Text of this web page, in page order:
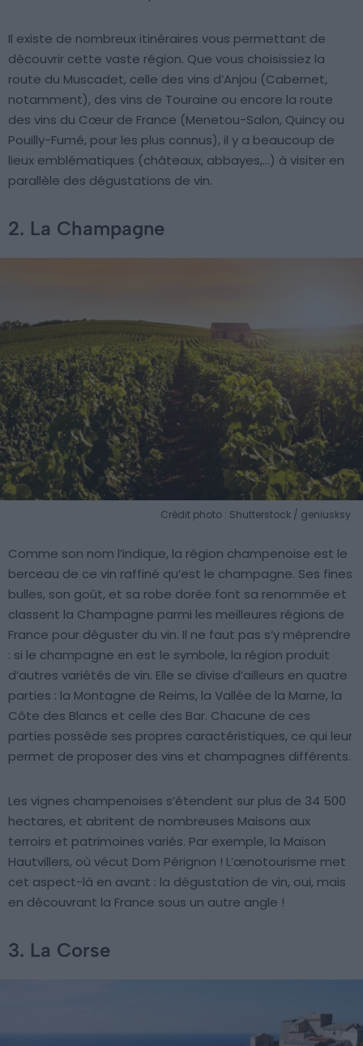
Il existe de nombreux itinéraires vous permettant de
découvrir cette vaste région. Que vous choisissiez la
route du Muscadet, celle des vins d’Anjou (Cabernet,
notamment), des vins de Touraine ou encore la route
des vins du Cœur de France (Menetou-Salon, Quincy ou
Pouilly-Fumé, pour les plus connus), il y a beaucoup de
lieux emblématiques (châteaux, abbayes,…) à visiter en
parallèle des dégustations de vin.
2. La Champagne
Crédit photo : Shutterstock / geniusksy
Comme son nom l’indique, la région champenoise est le
berceau de ce vin raffiné qu’est le champagne. Ses fines
bulles, son goût, et sa robe dorée font sa renommée et
classent la Champagne parmi les meilleures régions de
France pour déguster du vin. Il ne faut pas s’y méprendre
: si le champagne en est le symbole, la région produit
d’autres variétés de vin. Elle se divise d’ailleurs en quatre
parties : la Montagne de Reims, la Vallée de la Marne, la
Côte des Blancs et celle des Bar. Chacune de ces
parties possède ses propres caractéristiques, ce qui leur
permet de proposer des vins et champagnes différents.
Les vignes champenoises s’étendent sur plus de 34 500
hectares, et abritent de nombreuses Maisons aux
terroirs et patrimoines variés. Par exemple, la Maison
Hautvillers, où vécut Dom Pérignon ! L’œnotourisme met
cet aspect-là en avant : la dégustation de vin, oui, mais
en découvrant la France sous un autre angle !
3. La Corse